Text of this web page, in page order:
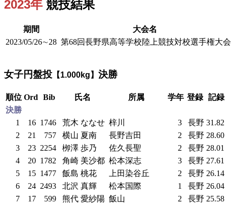
2023年 競技結果
期間 大会名
2023/05/26∼28 第68回長野県高等学校陸上競技対校選手権大会
女子円盤投 【1.000kg】 決勝
順位 Ord Bib 氏名 所属 学年 登録 記録
決勝
1
16 1746 荒木 ななせ 梓川 3 長野 31.82
2
21 757 横山 夏南 長野吉田 2 長野 28.60
3
23 2254 栁澤 歩乃 佐久長聖 2 長野 28.01
4
20 1782 角崎 美沙都 松本深志 3 長野 27.61
5
15 1477 飯島 桃花 上田染谷丘 2 長野 26.14
6
24 2493 北沢 真輝 松本国際 1 長野 26.04
7
17 599 熊代 愛紗陽 飯山 2 長野 25.58